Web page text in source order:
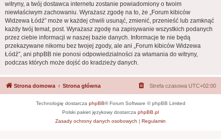
witryny, a twój dostawca internetu zostanie powiadomiony o twoim
niewłaściwym zachowaniu. Wyrażasz zgodę na to, że „Forum kibiców
Widzewa Łódź” może w każdej chwili usunąć, zmienić, przenieść lub zamknąć
każdy twój temat, post. Wyrażasz zgodę na zapisywanie wszystkich podanych
przez ciebie informacji w naszej bazie danych. Informacje te nie będą
przekazywane nikomu bez twojej zgody, ale ani „Forum kibiców Widzewa
Łódź”, ani phpBB nie ponosi odpowiedzialności za włamania do witryny,
podczas których może dojść do kradzieży danych.
Strona domowa Strona główna Strefa czasowa UTC+02:00
Technologię dostarcza phpBB® Forum Software © phpBB Limited
Polski pakiet językowy dostarcza phpBB.pl
Zasady ochrony danych osobowych | Regulamin